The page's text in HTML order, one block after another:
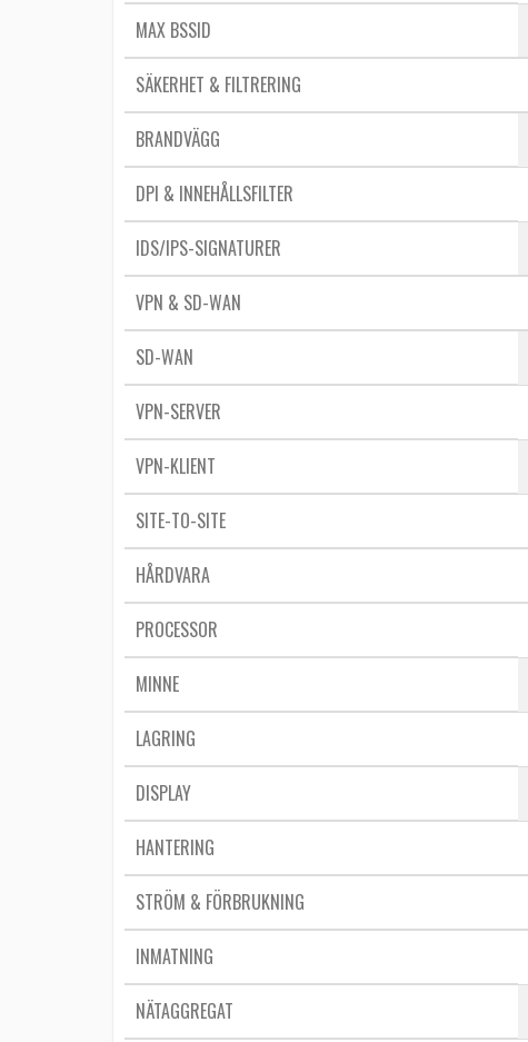
MAX BSSID
SÄKERHET & FILTRERING
BRANDVÄGG
DPI & INNEHÅLLSFILTER
IDS/IPS-SIGNATURER
VPN & SD-WAN
SD-WAN
VPN-SERVER
VPN-KLIENT
SITE-TO-SITE
HÅRDVARA
PROCESSOR
MINNE
LAGRING
DISPLAY
HANTERING
STRÖM & FÖRBRUKNING
INMATNING
NÄTAGGREGAT